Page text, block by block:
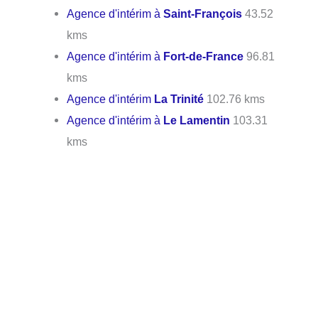
Agence d'intérim àSaint-François 43.52
kms
Agence d'intérim à Fort-de-France 96.81
kms
Agence d'intérim La Trinité 102.76 kms
Agence d'intérim à Le Lamentin 103.31
kms